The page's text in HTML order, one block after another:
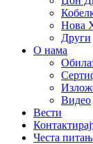
Нова
Други
О нама
Видео
Вести
Честа